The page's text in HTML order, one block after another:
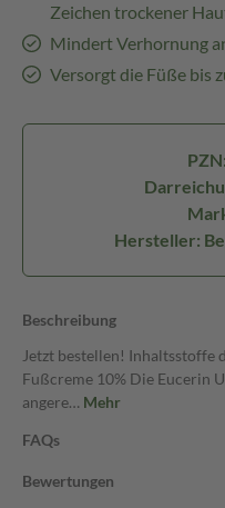
Zeichen trockener
Mindert Verhornung
Versorgt die Füße bis
Hersteller:
Beschreibung
Jetzt bestellen! Inhaltsstoffe
Fußcreme 10% Die Eucerin
angere… Mehr
FAQs
Bewertungen